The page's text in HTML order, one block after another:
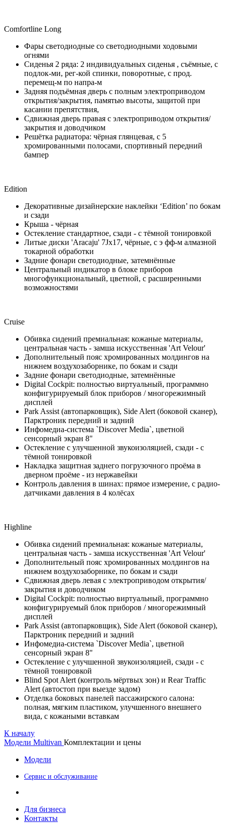
Comfortline Long
Фары светодиодные со светодиодными ходовыми
огнями
Сиденья 2 ряда: 2 индивидуальных сиденья , съёмные, с
подлок-ми, рег-кой спинки, поворотные, с прод.
перемещ-м по напра-м
Задняя подъёмная дверь с полным электроприводом
открытия/закрытия, памятью высоты, защитой при
касании препятствия,
Сдвижная дверь правая с электроприводом открытия/
закрытия и доводчиком
Решётка радиатора: чёрная глянцевая, с 5
хромированными полосами, спортивный передний
бампер
Edition
Декоративные дизайнерские наклейки ‘Edition’ по бокам
и сзади
Крыша - чёрная
Остекление стандартное, сзади - с тёмной тонировкой
Литые диски 'Aracaju' 7Jx17, чёрные, с э фф-м алмазной
токарной обработки
Задние фонари светодиодные, затемнённые
Центральный индикатор в блоке приборов
многофункциональный, цветной, с расширенными
возможностями
Cruise
Обивка сидений премиальная: кожаные материалы,
центральная часть - замша искусственная 'Art Velour'
Дополнительный пояс хромированных молдингов на
нижнем воздухозаборнике, по бокам и сзади
Задние фонари светодиодные, затемнённые
Digital Cockpit: полностью виртуальный, программно
конфигурируемый блок приборов / многорежимный
дисплей
Park Assist (автопарковщик), Side Alert (боковой сканер),
Парктроник передний и задний
Инфомедиа-система `Discover Media`, цветной
сенсорный экран 8"
Остекление с улучшенной звукоизоляцией, сзади - с
тёмной тонировкой
Накладка защитная заднего погрузочного проёма в
дверном проёме - из нержавейки
Контроль давления в шинах: прямое измерение, с радио-
датчиками давления в 4 колёсах
Highline
Обивка сидений премиальная: кожаные материалы,
центральная часть - замша искусственная 'Art Velour'
Дополнительный пояс хромированных молдингов на
нижнем воздухозаборнике, по бокам и сзади
Сдвижная дверь левая с электроприводом открытия/
закрытия и доводчиком
Digital Cockpit: полностью виртуальный, программно
конфигурируемый блок приборов / многорежимный
дисплей
Park Assist (автопарковщик), Side Alert (боковой сканер),
Парктроник передний и задний
Инфомедиа-система `Discover Media`, цветной
сенсорный экран 8"
Остекление с улучшенной звукоизоляцией, сзади - с
тёмной тонировкой
Blind Spot Alert (контроль мёртвых зон) и Rear Traffic
Alert (автостоп при выезде задом)
Отделка боковых панелей пассажирского салона:
полная, мягким пластиком, улучшенного внешнего
вида, с кожаными вставкам
К началу
Модели Multivan Комплектации и цены
Модели
Сервис и обслуживание
Для бизнеса
Контакты